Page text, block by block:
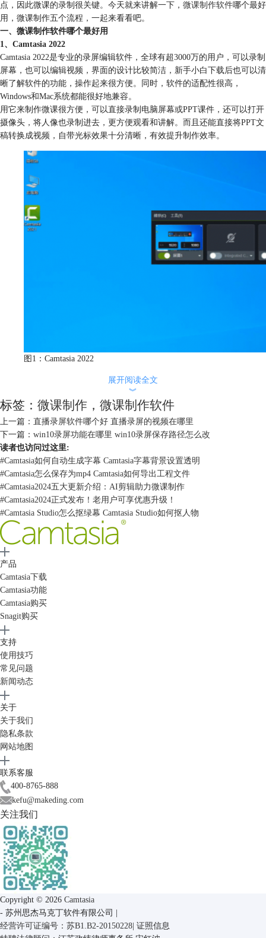
点，因此微课的录制很关键。今天就来讲解一下， 微课制作软件哪个最好
用，微课制作五个流程，一起来看看吧。
一、微课制作软件哪个最好用
1、Camtasia 2022
Camtasia 2022是专业的录屏编辑软件，全球有超3000万的用户，可以录制
屏幕，也可以编辑视频，界面的设计比较简洁，新手小白下载后也可以清
晰了解软件的功能，操作起来很方便。同时，软件的适配性很高，
Windows和Mac系统都能很好地兼容。
用它来制作微课很方便，可以直接录制电脑屏幕或PPT课件，还可以打开
摄像头，将人像也录制进去，更方便观看和讲解。而且还能直接将PPT文
稿转换成视频，自带光标效果十分清晰，有效提升制作效率。
图1：Camtasia 2022
傲软录屏是专门用于录制屏幕的软件，可录制的对象很多，包括电脑屏
幕、游戏、应用窗口等，还可以自定义录制任务，实现更便利的录制。
用它来录制微课非常简单，直接开启区域或屏幕录制，录制过程中可以自
由添加涂鸦，标记重点等，更加清晰明了。但是它的部分功能要求会员才
能使用，非会员在进行编辑、合并和保存等操作时只能编辑一分钟以内的
视频。
图2：傲软录屏
3、帧想录屏
帧想录屏是录屏演示软件，不仅可以录制视频，还可以做标注和讲解，快
速分享收集反馈数据，帮助找到问题，很适合公司内部的录制分享与协
作。不过它的界面设计和功能比较复杂，对于只需要录制微课的人来说，
操作会很麻烦。
展开阅读全文
︾
标签： 微课制作 ， 微课制作软件
上一篇： 直播录屏软件哪个好 直播录屏的视频在哪里
下一篇： win10录屏功能在哪里 win10录屏保存路径怎么改
读者也访问过这里:
#Camtasia如何自动生成字幕 Camtasia字幕背景设置透明
#Camtasia怎么保存为mp4 Camtasia如何导出工程文件
#Camtasia2024五大更新介绍：AI剪辑助力微课制作
#Camtasia2024正式发布！老用户可享优惠升级！
#Camtasia Studio怎么抠绿幕 Camtasia Studio如何抠人物
产品
Camtasia下载
Camtasia功能
Camtasia购买
Snagit购买
支持
使用技巧
常见问题
新闻动态
关于
关于我们
隐私条款
网站地图
联系客服
400-8765-888
kefu@makeding.com
关注我们
Copyright © 2026 Camtasia
- 苏州思杰马克丁软件有限公司 |
经营许可证编号：苏B1.B2-20150228| 证照信息